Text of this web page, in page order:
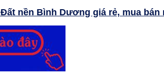
Đất nền Bình Dương giá rẻ, mua